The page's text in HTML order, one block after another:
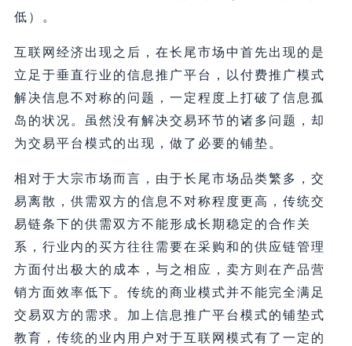
低）。
互联网经济出现之后，在长尾市场中首先出现的是
立足于垂直行业的信息推广平台，以付费推广模式
解决信息不对称的问题，一定程度上打破了信息孤
岛的状况。虽然没有解决交易环节的诸多问题，却
为交易平台模式的出现，做了必要的铺垫。
相对于大宗市场而言，由于长尾市场品类繁多，交
易离散，供需双方的信息不对称程度更高，传统交
易链条下的供需双方不能形成长期稳定的合作关
系，行业内的买方往往需要在采购和的供应链管理
方面付出极大的成本，与之相应，卖方则在产品营
销方面效率低下。传统的商业模式并不能完全满足
交易双方的需求。加上信息推广平台模式的铺垫式
教育，传统的业内用户对于互联网模式有了一定的